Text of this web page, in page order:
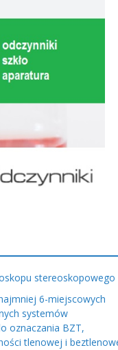
stereoskopowego
6-miejscowych
systemów
oznaczania BZT,
tlenowej i